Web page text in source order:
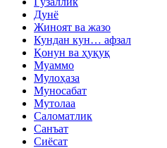
Дунё
Жиноят ва жазо
Кундан кун… афзал
Қонун ва ҳуқуқ
Муаммо
Мулоҳаза
Муносабат
Мутолаа
Саломатлик
Санъат
Сиёсат